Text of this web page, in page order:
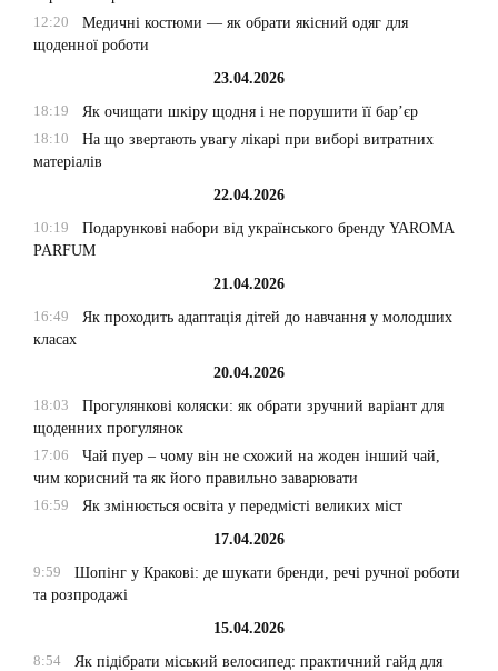
12:20
Медичні костюми — як обрати якісний одяг для
щоденної роботи
23.04.2026
18:19
Як очищати шкіру щодня і не порушити її бар’єр
18:10
На що звертають увагу лікарі при виборі витратних
матеріалів
22.04.2026
10:19
Подарункові набори від українського бренду YAROMA
PARFUM
21.04.2026
16:49
Як проходить адаптація дітей до навчання у молодших
класах
20.04.2026
18:03
Прогулянкові коляски: як обрати зручний варіант для
щоденних прогулянок
17:06
Чай пуер – чому він не схожий на жоден інший чай,
чим корисний та як його правильно заварювати
16:59
Як змінюється освіта у передмісті великих міст
17.04.2026
9:59
Шопінг у Кракові: де шукати бренди, речі ручної роботи
та розпродажі
15.04.2026
8:54
Як підібрати міський велосипед: практичний гайд для